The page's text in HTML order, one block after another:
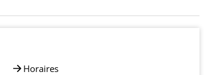
Horaires